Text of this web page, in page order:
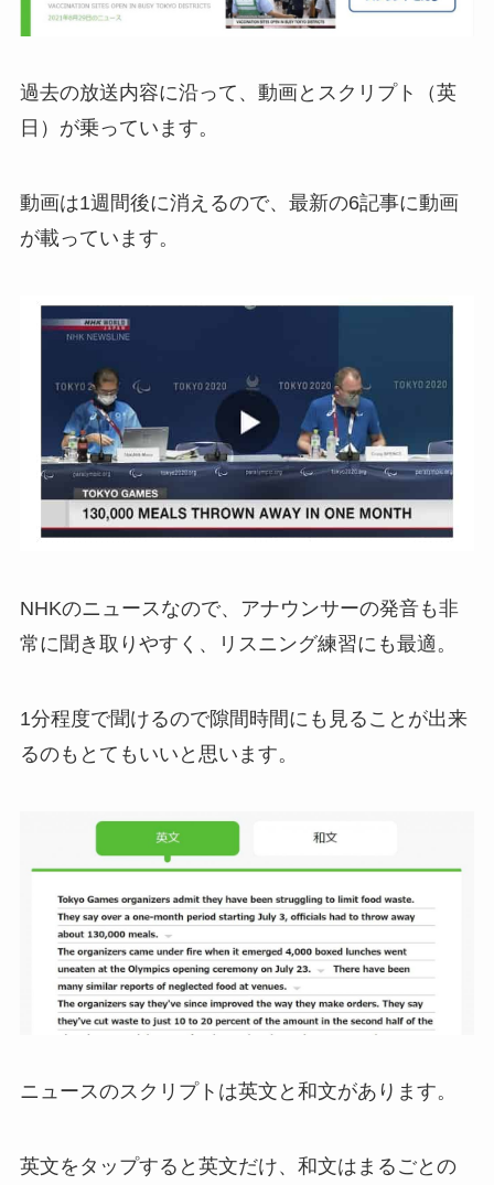
過去の放送内容に沿って、動画とスクリプト（英
日）が乗っています。
動画は1週間後に消えるので、最新の6記事に動画
が載っています。
NHKのニュースなので、アナウンサーの発音も非
常に聞き取りやすく、リスニング練習にも最適。
1分程度で聞けるので隙間時間にも見ることが出来
るのもとてもいいと思います。
ニュースのスクリプトは英文と和文があります。
英文をタップすると英文だけ、和文はまるごとの